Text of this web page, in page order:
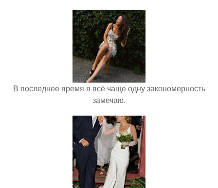
В последнее время я всё чаще одну закономерность
замечаю.